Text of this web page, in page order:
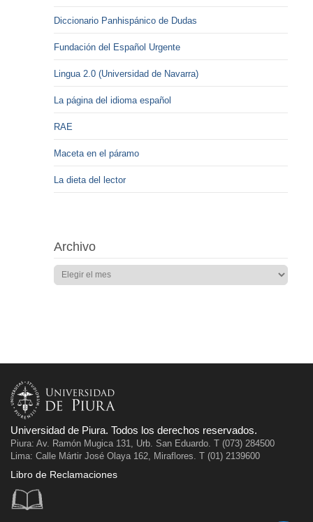
Diccionario Panhispánico de Dudas
Fundación del Español Urgente
Lingua 2.0 (Universidad de Navarra)
La página del idioma español
RAE
Maceta en el páramo
La dieta del lector
Archivo
Universidad de Piura. Todos los derechos reservados.
Piura: Av. Ramón Mugica 131, Urb. San Eduardo. T (073) 284500
Lima: Calle Mártir José Olaya 162, Miraflores. T (01) 2139600
Libro de Reclamaciones